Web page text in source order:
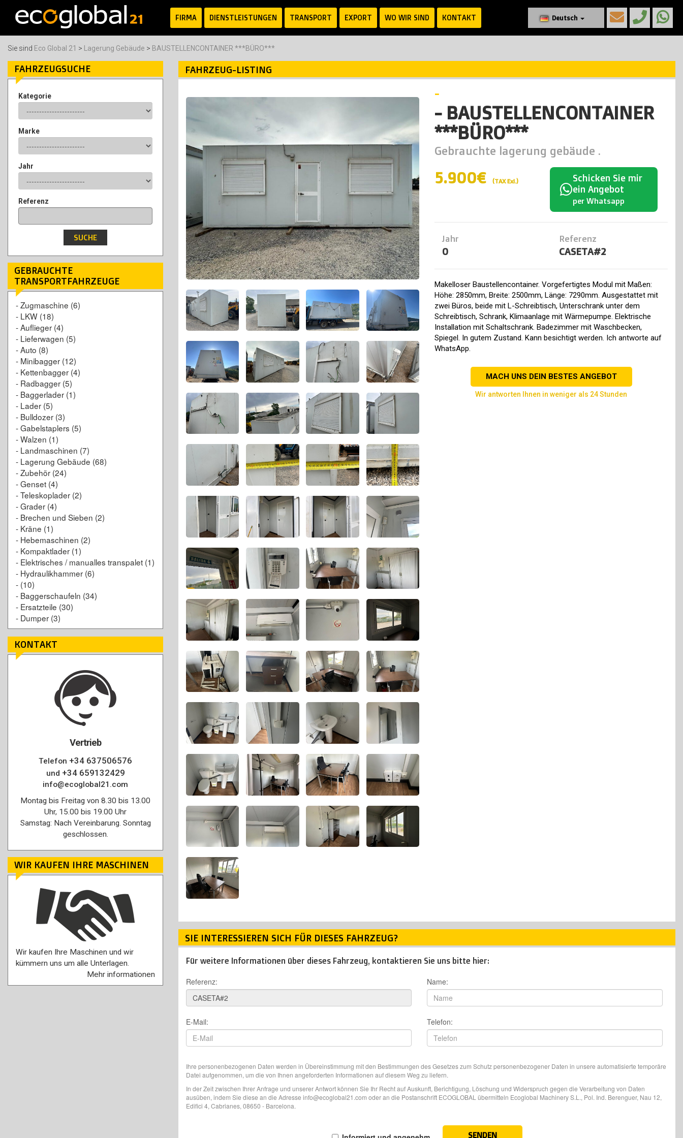
FIRMA DIENSTLEISTUNGEN TRANSPORT EXPORT WO WIR SIND KONTAKT Deutsch
Sie sind Eco Global 21 > Lagerung Gebäude > BAUSTELLENCONTAINER ***BÜRO***
FAHRZEUGSUCHE
Kategorie
Marke
Jahr
Referenz
GEBRAUCHTE
TRANSPORTFAHRZEUGE
-Zugmaschine (6)
- LKW (18)
-Auflieger (4)
- Lieferwagen (5)
-Auto (8)
- Minibagger (12)
- Kettenbagger (4)
- Radbagger (5)
- Baggerlader (1)
- Lader (5)
- Bulldozer (3)
-Gabelstaplers (5)
-Walzen (1)
- Landmaschinen (7)
- Lagerung Gebäude (68)
-Zubehör (24)
-Genset (4)
-Teleskoplader (2)
-Grader (4)
- Brechen und Sieben (2)
- Kräne (1)
- Hebemaschinen (2)
- Kompaktlader (1)
- Elektrisches / manualles transpalet (1)
- Hydraulikhammer (6)
- (10)
- Baggerschaufeln (34)
- Ersatzteile (30)
- Dumper (3)
KONTAKT
Vertrieb
Telefon +34 637506576
und +34 659132429
info@ecoglobal21.com
Montag bis Freitag von 8.30 bis 13.00
Uhr, 15.00 bis 19.00 Uhr
Samstag: Nach Vereinbarung. Sonntag
geschlossen.
WIR KAUFEN IHRE MASCHINEN
Wir kaufen Ihre Maschinen und wir
kümmern uns um alle Unterlagen.
Mehr informationen
FAHRZEUG-LISTING
-
- BAUSTELLENCONTAINER
***BÜRO***
Gebrauchte lagerung gebäude .
5.900€ (TAX Exl.)
Schicken Sie mir
ein Angebot
per Whatsapp
Jahr
0
Referenz
CASETA#2
Makelloser Baustellencontainer. Vorgefertigtes Modul mit Maßen:
Höhe: 2850mm, Breite: 2500mm, Länge: 7290mm. Ausgestattet mit
zwei Büros, beide mit L-Schreibtisch, Unterschrank unter dem
Schreibtisch, Schrank, Klimaanlage mit Wärmepumpe. Elektrische
Installation mit Schaltschrank. Badezimmer mit Waschbecken,
Spiegel. In gutem Zustand. Kann besichtigt werden. Ich antworte auf
WhatsApp.
MACH UNS DEIN BESTES ANGEBOT
wir antworten Ihnen in weniger als 24 Stunden
SIE INTERESSIEREN SICH FÜR DIESES FAHRZEUG?
Für weitere Informationen über dieses Fahrzeug, kontaktieren Sie uns bitte hier:
Referenz: Name:
E-Mail: Telefon:
Ihre personenbezogenen Daten werden in Übereinstimmung mit den Bestimmungen des Gesetzes zum Schutz personenbezogener Daten in unsere automatisierte temporäre
Datei aufgenommen, um die von Ihnen angeforderten Informationen auf diesem Weg zu liefern.
In der Zeit zwischen Ihrer Anfrage und unserer Antwort können Sie Ihr Recht auf Auskunft, Berichtigung, Löschung und Widerspruch gegen die Verarbeitung von Daten
ausüben, indem Sie diese an die Adresse info@ecoglobal21.com oder an die Postanschrift ECOGLOBAL übermitteln Ecoglobal Machinery S.L., Pol. Ind. Berenguer, Nau 12,
Edifici 4, Cabrianes, 08650 - Barcelona.
SENDEN